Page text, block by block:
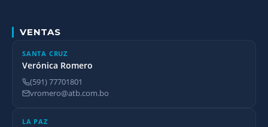
VENTAS
SANTA CRUZ
Verónica Romero
(591) 77701801
vromero@atb.com.bo
LA PAZ